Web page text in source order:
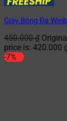
Giày Bóng Đá
450.000₫
price is: 420.000
-7%